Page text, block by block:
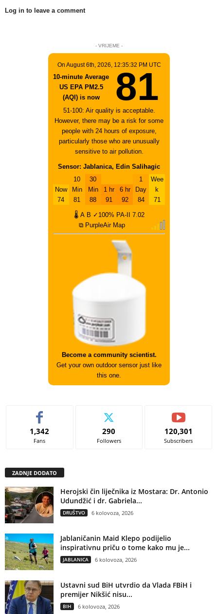
Log in to leave a comment
- VRIJEME -
On August 6th, 2026, 12:35:32 PM UTC
10-minute Average
US EPA PM2.5
(AQI) is now
81
51-100: Air quality is acceptable.
However, there may be a risk for some
people with 24 hours of exposure,
particularly those who are unusually
sensitive to air pollution.
Sensor: Jablanica, Edin Salihagic
Now
74
10
Min
81
30
Min
88
1 hr
91
6 hr
92
1
Day
84
Wee
k
71
🌡 A B ✓100% PA-II 7.02
⧉ PurpleAir Map
Become a community scientist.
Get your own outdoor sensor just like
this one.
1,342
Fans
290
Followers
120,301
Subscribers
ZADNJE DODATO
Herojski čin liječnika iz Mostara: Dr. Antonio
Udundžić i dr. Gabriela...
DRUŠTVO 6 kolovoza, 2026
Jablaničanin Maid Klepo podijelio
inspirativnu priču o tome kako mu je...
JABLANICA 6 kolovoza, 2026
Ustavni sud BiH utvrdio da Vlada FBiH i
premijer Nikšić nisu...
BIH 6 kolovoza, 2026